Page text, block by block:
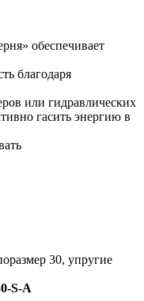
обеспечивает
благодаря
или гидравлических
гасить энергию в
30, упругие
S-A